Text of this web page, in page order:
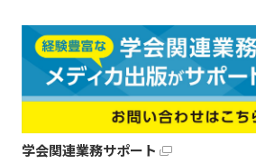
学会関連業務サポート